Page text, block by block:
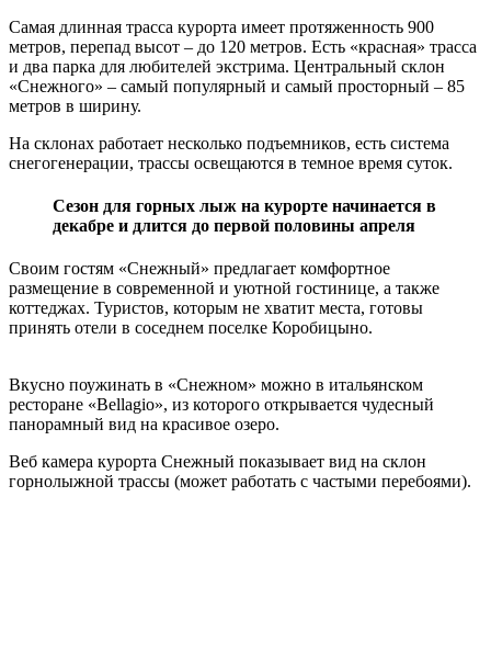
Самая длинная трасса курорта имеет протяженность 900
метров, перепад высот – до 120 метров. Есть «красная» трасса
и два парка для любителей экстрима. Центральный склон
«Снежного» – самый популярный и самый просторный – 85
метров в ширину.
На склонах работает несколько подъемников, есть система
снегогенерации, трассы освещаются в темное время суток.
Сезон для горных лыж на курорте начинается в
декабре и длится до первой половины апреля
Своим гостям «Снежный» предлагает комфортное
размещение в современной и уютной гостинице, а также
коттеджах. Туристов, которым не хватит места, готовы
принять отели в соседнем поселке Коробицыно.
Вкусно поужинать в «Снежном» можно в итальянском
ресторане «Bellagio», из которого открывается чудесный
панорамный вид на красивое озеро.
Веб камера курорта Снежный показывает вид на склон
горнолыжной трассы (может работать с частыми перебоями).